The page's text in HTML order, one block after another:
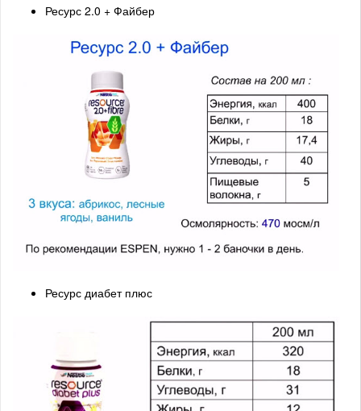
Ресурс 2.0 + Файбер
Ресурс диабет плюс